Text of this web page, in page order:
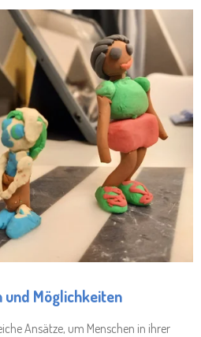
und Möglichkeiten
Ansätze, um Menschen in ihrer